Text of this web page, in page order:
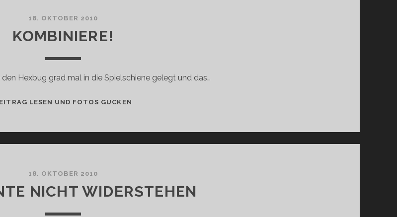
18. OKTOBER 2010
KOMBINIERE!
den Hexbug grad mal in die Spielschiene gelegt und das…
LESEN UND FOTOS GUCKEN
18. OKTOBER 2010
NICHT WIDERSTEHEN